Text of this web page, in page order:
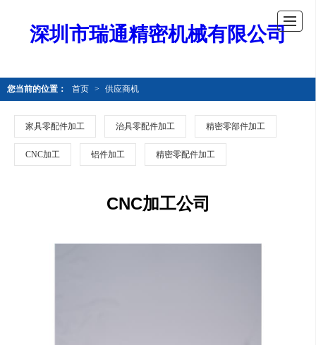
深圳市瑞通精密机械有限公司
您当前的位置： 首页 > 供应商机
家具零配件加工 治具零配件加工 精密零部件加工
CNC加工 铝件加工 精密零配件加工
CNC加工公司